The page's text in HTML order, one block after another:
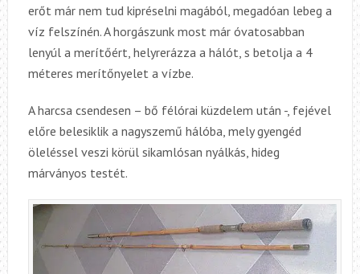
erőt már nem tud kipréselni magából, megadóan lebeg a
víz felszínén. A horgászunk most már óvatosabban
lenyúl a merítőért, helyrerázza a hálót, s betolja a 4
méteres merítőnyelet a vízbe.
A harcsa csendesen – bő félórai küzdelem után -, fejével
előre belesiklik a nagyszemű hálóba, mely gyengéd
öleléssel veszi körül sikamlósan nyálkás, hideg
márványos testét.